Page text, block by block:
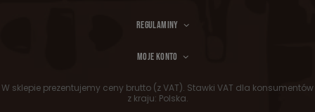
REGULAMINY
MOJE KONTO
W sklepie prezentujemy ceny brutto (z VAT). Stawki VAT dla konsumentów
z kraju: Polska.